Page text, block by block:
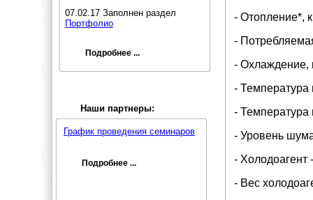
07.02.17 Заполнен раздел
Портфолио
Подробнее ...
Наши партнеры:
График проведения семинаров
Подробнее ...
- Отопление*,
-
- Охлаждение,
- Температура
- Температура
- Уровень
- Холодоагент
- Вес